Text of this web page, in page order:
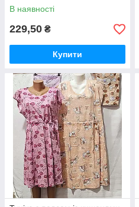
В наявності
229,50 ₴
Купити